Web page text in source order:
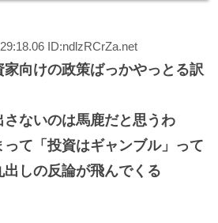
ID:ndlzRCrZa.net
家向けの政策ばっかやっとる訳
ないのは馬鹿だと思うわ
て「投資はギャンブル」って
出しの反論が飛んでくる